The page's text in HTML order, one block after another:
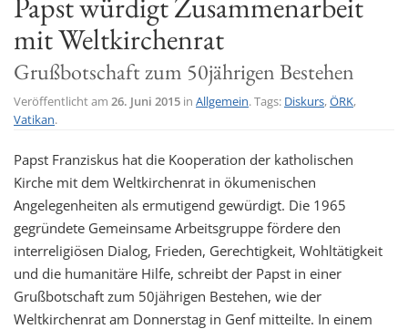
mit Weltkirchenrat
Grußbotschaft zum 50jährigen Bestehen
Veröffentlicht am 26. Juni 2015 in Allgemein. Tags: Diskurs,ÖRK,
Vatikan.
Papst Franziskus hat die Kooperation der katholischen
Kirche mit dem Weltkirchenrat in ökumenischen
Angelegenheiten als ermutigend gewürdigt. Die 1965
gegründete Gemeinsame Arbeitsgruppe fördere den
interreligiösen Dialog, Frieden, Gerechtigkeit, Wohltätigkeit
und die humanitäre Hilfe, schreibt der Papst in einer
Grußbotschaft zum 50jährigen Bestehen, wie der
Weltkirchenrat am Donnerstag in Genf mitteilte. In einem